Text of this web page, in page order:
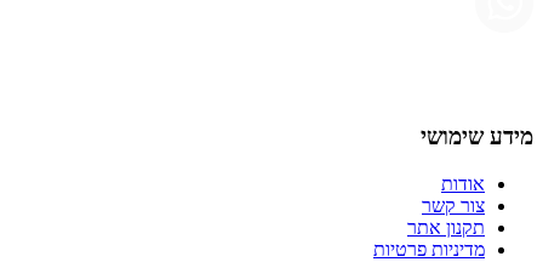
מידע שימושי
אודות
צור קשר
תקנון אתר
מדיניות פרטיות